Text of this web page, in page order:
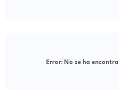
Error:No se ha